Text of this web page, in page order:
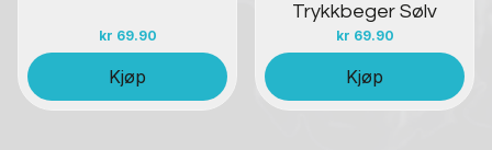
kr 69.90
Kjøp
Trykkbeger Sølv
kr 69.90
Kjøp